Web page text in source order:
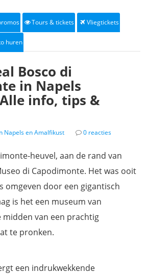
Tours & tickets Vliegtickets
huren
Bosco di
in Napels
info, tips &
Napels en Amalfikust 0 reacties
heuvel, aan de rand van
di Capodimonte. Het was ooit
omgeven door een gigantisch
is het een museum van
midden van een prachtig
te pronken.
een indrukwekkende